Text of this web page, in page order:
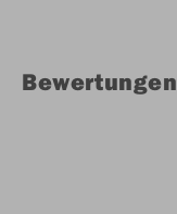
Bewertungen